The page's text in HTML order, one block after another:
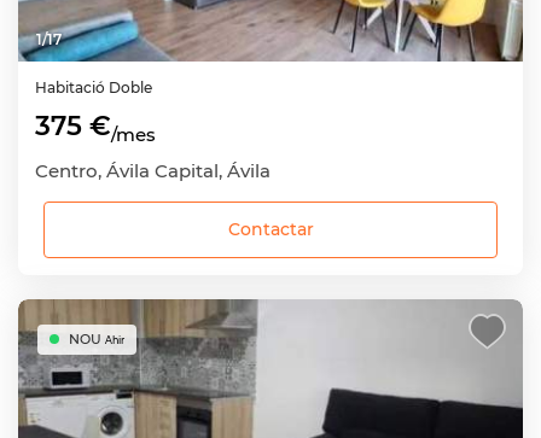
1/17
Habitació Doble
375 €/mes
Centro, Ávila Capital, Ávila
Contactar
NOU Ahir